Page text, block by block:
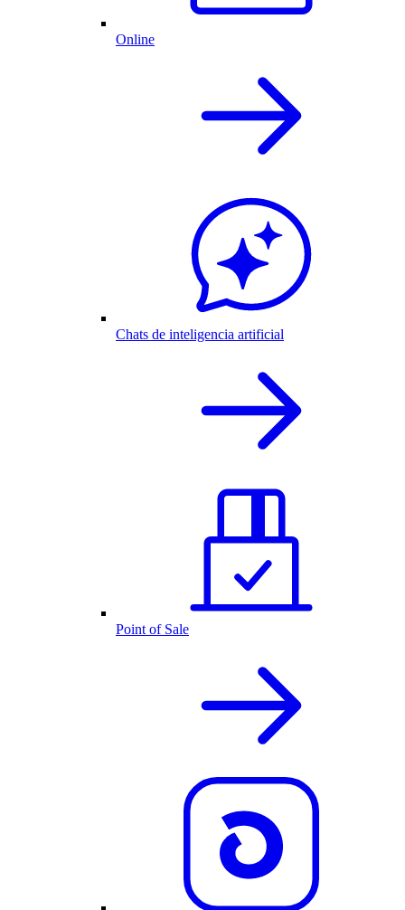
Online
Chats de inteligencia artificial
Point of Sale